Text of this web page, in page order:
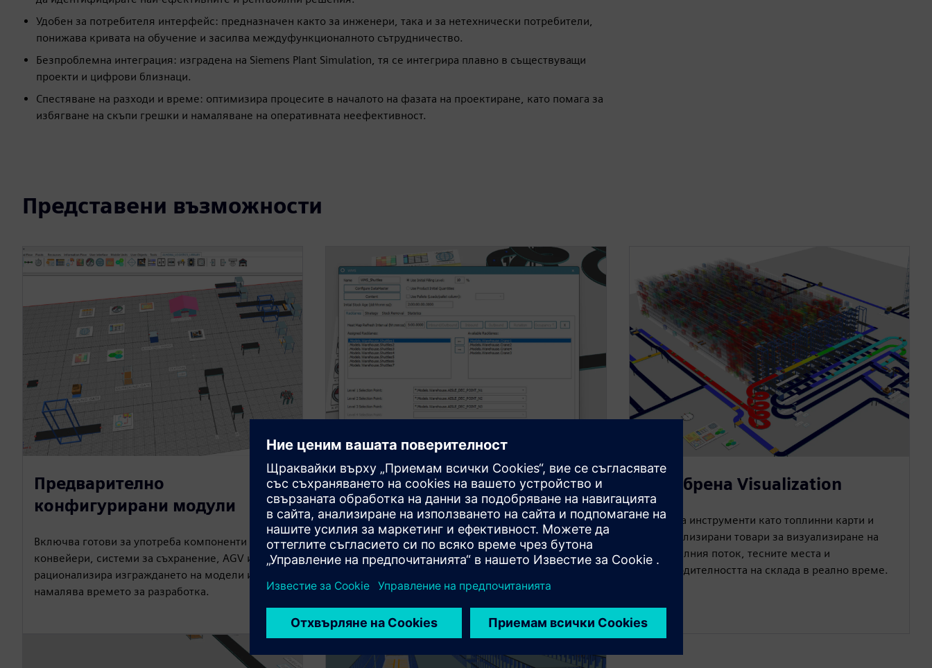
Удобен за потребителя интерфейс: предназначен както за инженери, така и за нетехнически потребители,
понижава кривата на обучение и засилва междуфункционалното сътрудничество.
Безпроблемна интеграция: изградена на Siemens Plant Simulation, тя се интегрира плавно в съществуващи
проекти и цифрови близнаци.
Спестяване на разходи и време: оптимизира процесите в началото на фазата на проектиране, като помага за
избягване на скъпи грешки и намаляване на оперативната неефективност.
Представени възможности
Предварително
конфигурирани модули
Включва готови за употреба компоненти за
конвейери, системи за съхранение, AGV и др. -
рационализира изграждането на модели и
намалява времето за разработка.
Параметрична конфигурация
Лесно регулируемите параметри за системните
елементи позволяват бързи промени в сценария
без препрограмиране на целия модел.
Подобрена Visualization
Включва инструменти като топлинни карти и
персонализирани товари за визуализиране на
материалния поток, тесните места и
производителността на склада в реално време.